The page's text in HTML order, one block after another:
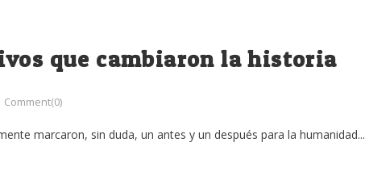
que cambiaron la historia
Comment(0)
marcaron, sin duda, un antes y un después para la humanidad...